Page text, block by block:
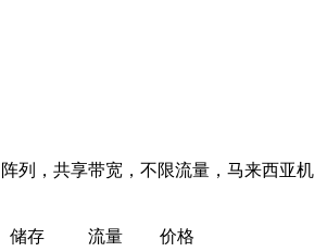
列，共享带宽，不限流量，马来西亚机
储存 流量 价格